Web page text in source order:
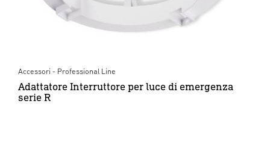
Accessori - Professional Line
Adattatore Interruttore per luce di emergenza
serie R